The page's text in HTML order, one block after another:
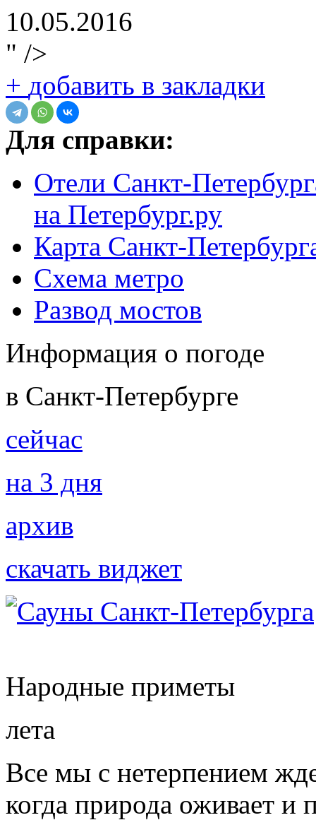
10.05.2016
" />
+ добавить в закладки
Для справки:
Отели Санкт-
на Петербург.ру
Карта Санкт-
Схема метро
Развод мостов
Информация о погоде
в Санкт-Петербурге
сейчас
на 3 дня
архив
скачать виджет
Народные приметы
лета
Все мы с нетерпением
когда природа оживает и